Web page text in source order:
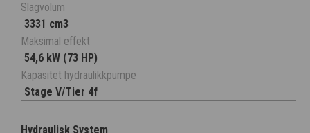
Slagvolum
3331 cm3
Maksimal effekt
54,6 kW (73 HP)
Kapasitet hydraulikkpumpe
Stage V/Tier 4f
Hydraulisk System